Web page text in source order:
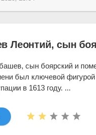
Леонтий, сын
сын боярский и
был ключевой
в 1613 году. ...